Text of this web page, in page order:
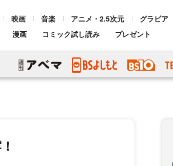
映画 音楽 アニメ・2.5次元 グラビア
漫画 コミック試し読み プレゼント